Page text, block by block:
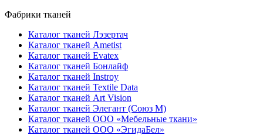
Фабрики тканей
Каталог тканей Лэзертач
Каталог тканей Ametist
Каталог тканей Evatex
Каталог тканей Бонлайф
Каталог тканей Instroy
Каталог тканей Textile Data
Каталог тканей Art Vision
Каталог тканей Элегант (Союз М)
Каталог тканей ООО «Мебельные ткани»
Каталог тканей ООО «ЭгидаБел»